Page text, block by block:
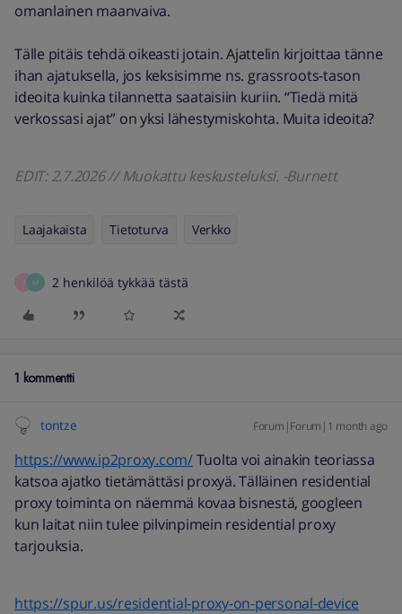
omanlainen maanvaiva.
Tälle pitäis tehdä oikeasti jotain. Ajattelin kirjoittaa tänne
ihan ajatuksella, jos keksisimme ns. grassroots-tason
ideoita kuinka tilannetta saataisiin kuriin. “Tiedä mitä
verkossasi ajat” on yksi lähestymiskohta. Muita ideoita?
EDIT: 2.7.2026 // Muokattu keskusteluksi. -Burnett
Laajakaista Tietoturva Verkko
M 2 henkilöä tykkää tästä
1 kommentti
tontze Forum|Forum|1 month ago
https://www.ip2proxy.com/Tuolta voi ainakin teoriassa
katsoa ajatko tietämättäsi proxyä. Tälläinen residential
proxy toiminta on näemmä kovaa bisnestä, googleen
kun laitat niin tulee pilvinpimein residential proxy
tarjouksia.
https://spur.us/residential-proxy-on-personal-device